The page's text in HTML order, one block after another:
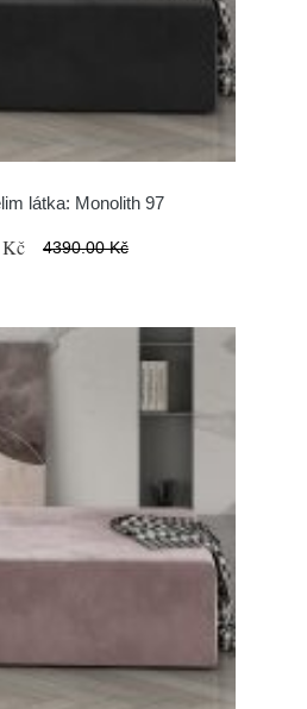
látka: Monolith 97
4390.00 Kč